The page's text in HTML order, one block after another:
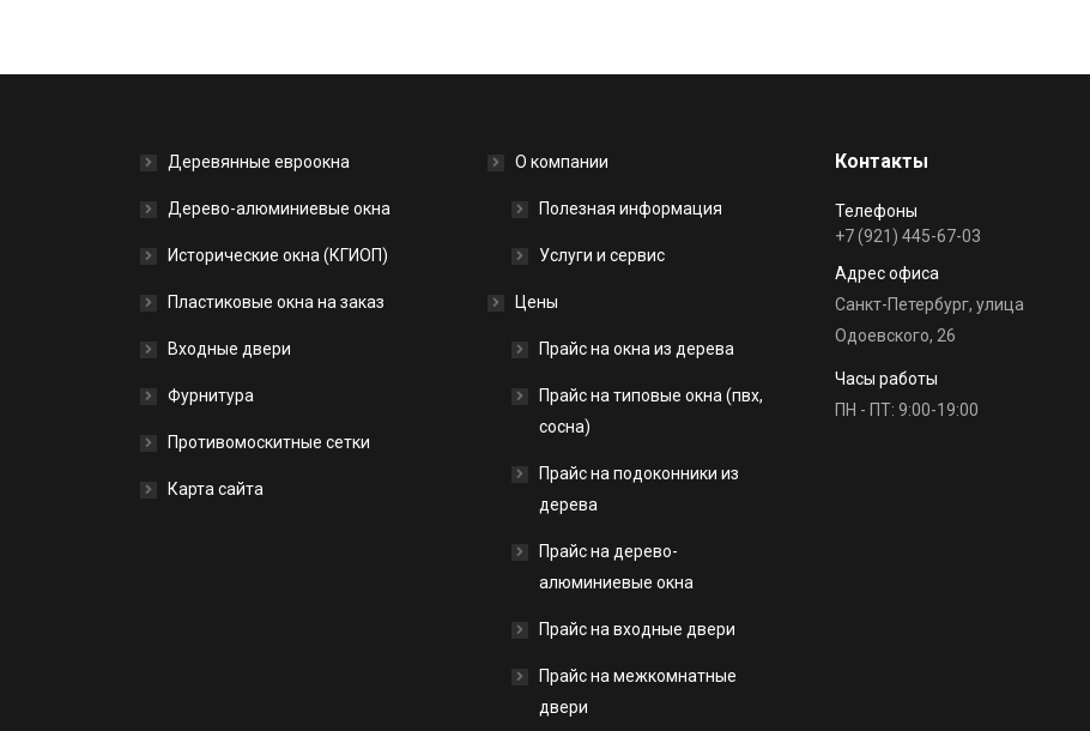
Деревянные евроокна
Дерево-алюминиевые окна
Исторические окна (КГИОП)
Пластиковые окна на заказ
Входные двери
Фурнитура
Противомоскитные сетки
Карта сайта
О компании
Полезная информация
Услуги и сервис
Цены
Прайс на окна из дерева
Прайс на типовые окна (пвх,
сосна)
Прайс на подоконники из
дерева
Прайс на дерево-
алюминиевые окна
Прайс на входные двери
Прайс на межкомнатные
двери
Контакты
Телефоны
+7 (921) 445-67-03
Адрес офиса
Санкт-Петербург, улица
Одоевского, 26
Часы работы
ПН - ПТ: 9:00-19:00